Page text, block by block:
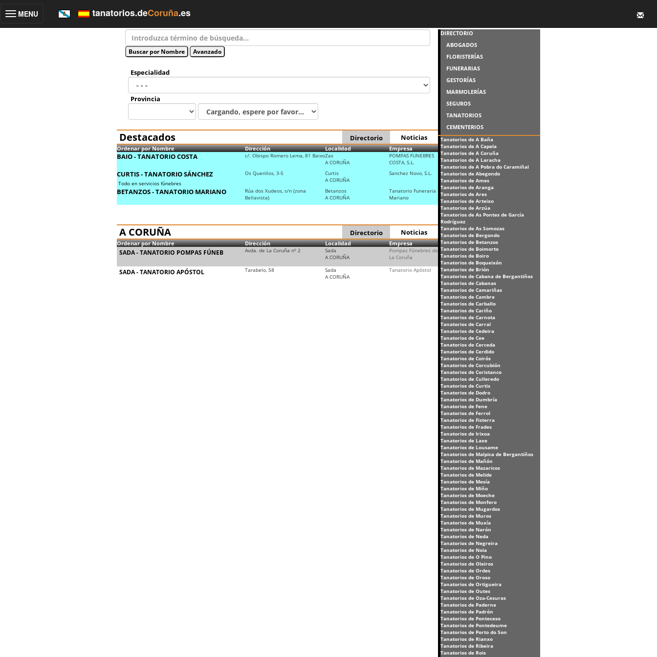
Toggle
MENU tanatorios.deCoruña.es
Especialidad
Provincia
Destacados Directorio Noticias
Ordenar por Nombre Dirección Localidad Empresa
BAIO - TANATORIO COSTA c/. Obispo Romero Lema, 81 BaixoZas
A CORUÑA
POMPAS FUNEBRES
COSTA, S.L.
CURTIS - TANATORIO SÁNCHEZ
Todo en servicios fúnebres
Os Quenllos, 3-5
Curtis
A CORUÑA
Sanchez Novo, S.L.
BETANZOS - TANATORIO MARIANO
Rúa dos Xudeos, s/n (zona
Bellavista)
Betanzos
A CORUÑA
Tanatorio Funeraria
Mariano
A CORUÑA Directorio Noticias
Ordenar por Nombre Dirección Localidad Empresa
SADA - TANATORIO POMPAS FÚNEB Avda. de La Coruña nº 2
Sada
A CORUÑA
Pompas Fúnebres de
La Coruña
SADA - TANATORIO APÓSTOL Tarabelo, 58
Sada
A CORUÑA
Tanatorio Apóstol
DIRECTORIO
ABOGADOS
FLORISTERÍAS
FUNERARIAS
GESTORÍAS
MARMOLERÍAS
SEGUROS
TANATORIOS
CEMENTERIOS
Tanatorios de A Baña
Tanatorios de A Capela
Tanatorios de A Coruña
Tanatorios de A Laracha
Tanatorios de A Pobra do Caramiñal
Tanatorios de Abegondo
Tanatorios de Ames
Tanatorios de Aranga
Tanatorios de Ares
Tanatorios de Arteixo
Tanatorios de Arzúa
Tanatorios de As Pontes de García
Rodríguez
Tanatorios de As Somozas
Tanatorios de Bergondo
Tanatorios de Betanzos
Tanatorios de Boimorto
Tanatorios de Boiro
Tanatorios de Boqueixón
Tanatorios de Brión
Tanatorios de Cabana de Bergantiños
Tanatorios de Cabanas
Tanatorios de Camariñas
Tanatorios de Cambre
Tanatorios de Carballo
Tanatorios de Cariño
Tanatorios de Carnota
Tanatorios de Carral
Tanatorios de Cedeira
Tanatorios de Cee
Tanatorios de Cerceda
Tanatorios de Cerdido
Tanatorios de Coirós
Tanatorios de Corcubión
Tanatorios de Coristanco
Tanatorios de Culleredo
Tanatorios de Curtis
Tanatorios de Dodro
Tanatorios de Dumbría
Tanatorios de Fene
Tanatorios de Ferrol
Tanatorios de Fisterra
Tanatorios de Frades
Tanatorios de Irixoa
Tanatorios de Laxe
Tanatorios de Lousame
Tanatorios de Malpica de Bergantiños
Tanatorios de Mañón
Tanatorios de Mazaricos
Tanatorios de Melide
Tanatorios de Mesía
Tanatorios de Miño
Tanatorios de Moeche
Tanatorios de Monfero
Tanatorios de Mugardos
Tanatorios de Muros
Tanatorios de Muxía
Tanatorios de Narón
Tanatorios de Neda
Tanatorios de Negreira
Tanatorios de Noia
Tanatorios de O Pino
Tanatorios de Oleiros
Tanatorios de Ordes
Tanatorios de Oroso
Tanatorios de Ortigueira
Tanatorios de Outes
Tanatorios de Oza-Cesuras
Tanatorios de Paderne
Tanatorios de Padrón
Tanatorios de Ponteceso
Tanatorios de Pontedeume
Tanatorios de Porto do Son
Tanatorios de Rianxo
Tanatorios de Ribeira
Tanatorios de Rois